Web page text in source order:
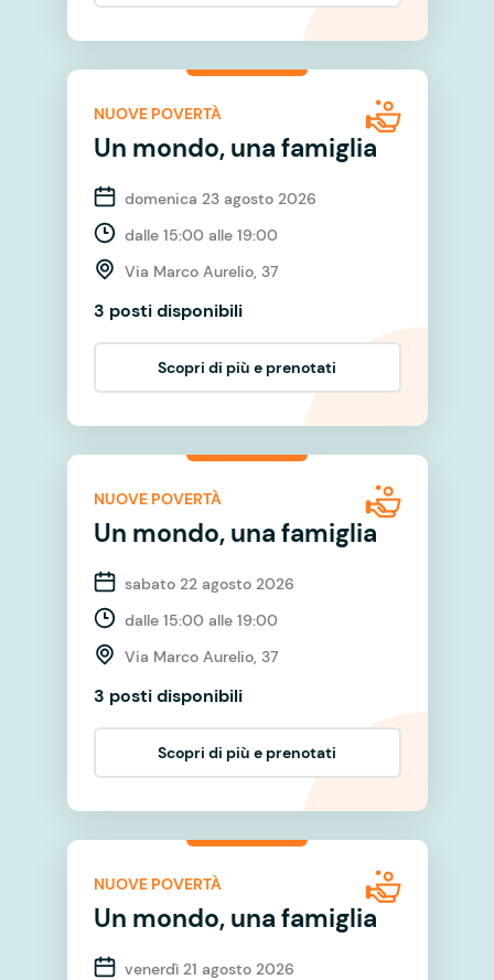
NUOVE POVERTÀ
Un mondo, una famiglia
domenica 23 agosto 2026
dalle 15:00 alle 19:00
Via Marco Aurelio, 37
3 posti disponibili
Scopri di più e prenotati
NUOVE POVERTÀ
Un mondo, una famiglia
sabato 22 agosto 2026
dalle 15:00 alle 19:00
Via Marco Aurelio, 37
3 posti disponibili
Scopri di più e prenotati
NUOVE POVERTÀ
Un mondo, una famiglia
venerdì 21 agosto 2026